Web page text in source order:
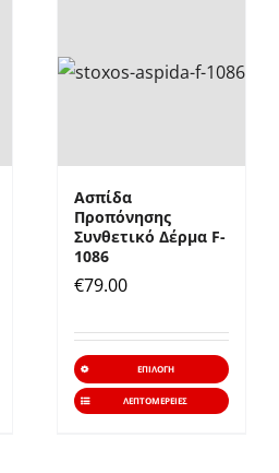
προϊόντος
Ασπίδα
Προπόνησης
Συνθετικό Δέρμα F-
1086
€79.00
ΕΠΙΛΟΓΉ
Αυτό
το
ΛΕΠΤΟΜΈΡΕΙΕΣ